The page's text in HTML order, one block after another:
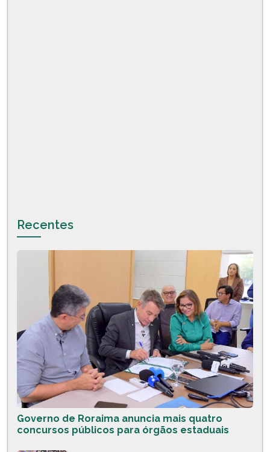
Recentes
Governo de Roraima anuncia mais quatro
concursos públicos para órgãos estaduais